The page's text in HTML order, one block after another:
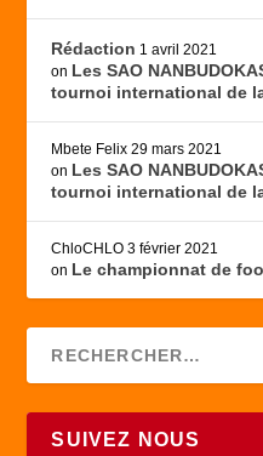
Rédaction 1 avril 2021
on Les SAO
tournoi international de
Mbete Felix 29 mars 2021
on Les SAO
tournoi international de
ChloCHLO 3 février 2021
on Le championnat de
SUIVEZ NOUS